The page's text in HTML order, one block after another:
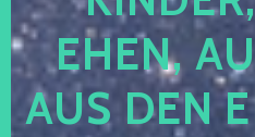
EN,
S DEN